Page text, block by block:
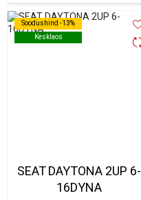
Soodushind -13%
Kesklaos
Soodushind -13%
Kesklaos
SEAT DAYTONA 2UP 6-
16DYNA